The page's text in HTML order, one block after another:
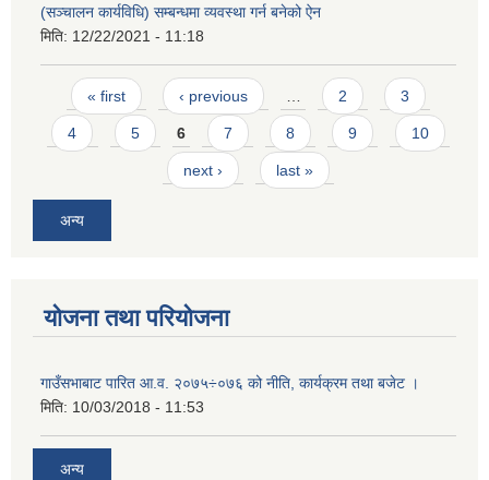
(सञ्चालन कार्यविधि) सम्बन्धमा व्यवस्था गर्न बनेको ऐन
मिति: 12/22/2021 - 11:18
Pages
« first ‹ previous 2 3
4 5 6 7 8 9 10
next › last »
अन्य
योजना तथा परियोजना
गाउँसभाबाट पारित आ.व. २०७५÷०७६ को नीति, कार्यक्रम तथा बजेट ।
मिति: 10/03/2018 - 11:53
अन्य